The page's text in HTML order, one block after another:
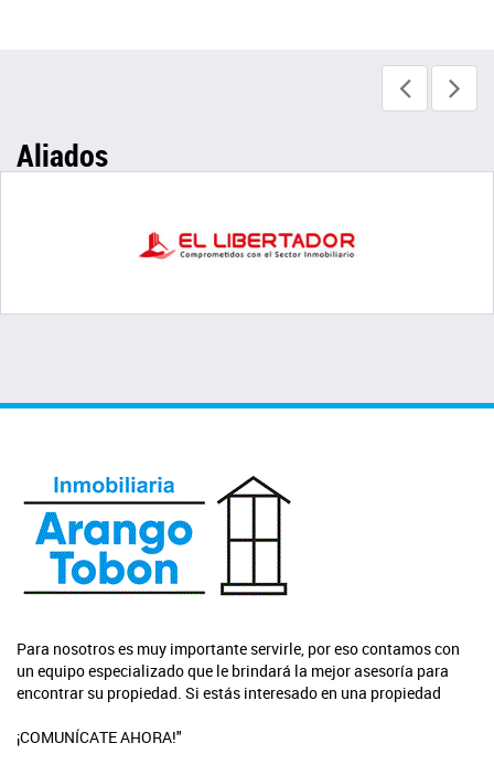
Aliados
Para nosotros es muy importante servirle, por eso contamos con
un equipo especializado que le brindará la mejor asesoría para
encontrar su propiedad. Si estás interesado en una propiedad
¡COMUNÍCATE AHORA!"